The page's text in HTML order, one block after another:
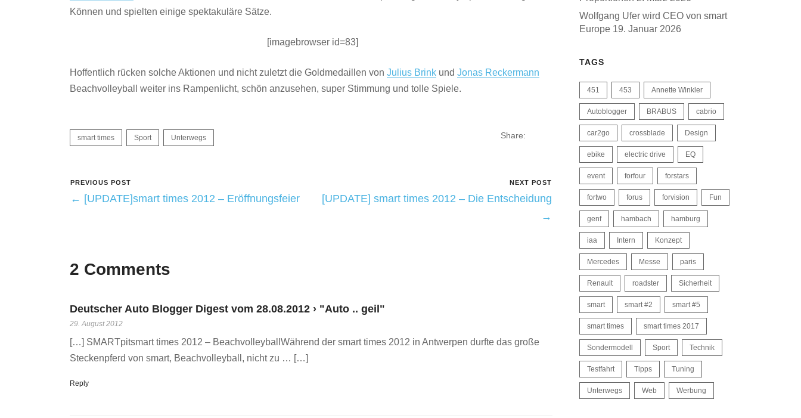
Können und spielten einige spektakuläre Sätze.
[imagebrowser id=83]
Hoffentlich rücken solche Aktionen und nicht zuletzt die Goldmedaillen von Julius Brink und Jonas Reckermann
Beachvolleyball weiter ins Rampenlicht, schön anzusehen, super Stimmung und tolle Spiele.
smart times Sport Unterwegs Share:
PREVIOUS POST
← [UPDATE]smart times 2012 – Eröffnungsfeier
NEXT POST
[UPDATE] smart times 2012 – Die Entscheidung
→
2 Comments
Deutscher Auto Blogger Digest vom 28.08.2012 › "Auto .. geil"
29. August 2012
[…] SMARTpitsmart times 2012 – BeachvolleyballWährend der smart times 2012 in Antwerpen durfte das große
Steckenpferd von smart, Beachvolleyball, nicht zu … […]
Reply
Wolfgang Ufer wird CEO von smart
Europe 19. Januar 2026
TAGS
451 453 Annette Winkler
Autoblogger BRABUS cabrio
car2go crossblade Design
ebike electric drive EQ
event forfour forstars
fortwo forus forvision Fun
genf hambach hamburg
iaa Intern Konzept
Mercedes Messe paris
Renault roadster Sicherheit
smart smart #2 smart #5
smart times smart times 2017
Sondermodell Sport Technik
Testfahrt Tipps Tuning
Unterwegs Web Werbung